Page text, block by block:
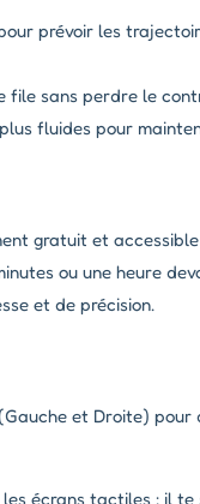
prévoir les
file sans perdre le
fluides pour
gratuit et
ou une heure
et de précision.
et Droite)
écrans tactiles ; il